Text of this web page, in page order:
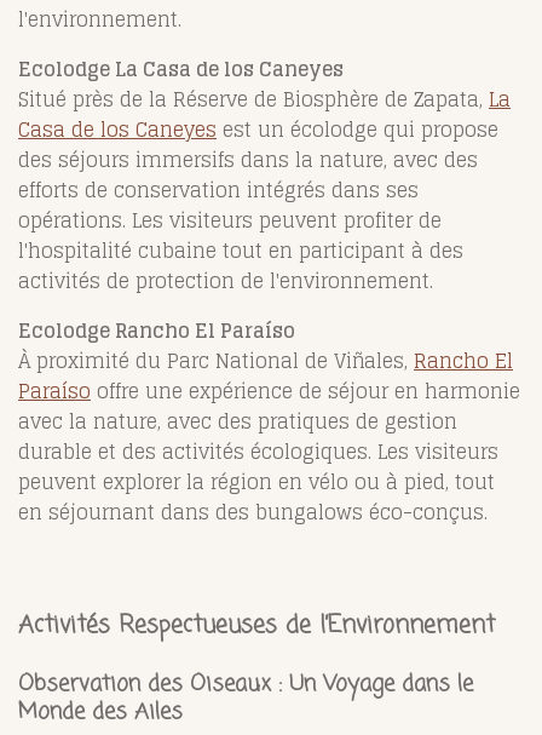
l'environnement.
Ecolodge La Casa de los Caneyes
Situé près de la Réserve de Biosphère de Zapata, La
Casa de los Caneyes est un écolodge qui propose
des séjours immersifs dans la nature, avec des
efforts de conservation intégrés dans ses
opérations. Les visiteurs peuvent profiter de
l'hospitalité cubaine tout en participant à des
activités de protection de l'environnement.
Ecolodge Rancho El Paraíso
À proximité du Parc National de Viñales, Rancho El
Paraíso offre une expérience de séjour en harmonie
avec la nature, avec des pratiques de gestion
durable et des activités écologiques. Les visiteurs
peuvent explorer la région en vélo ou à pied, tout
en séjournant dans des bungalows éco-conçus.
Activités Respectueuses de l’Environnement
Observation des Oiseaux : Un Voyage dans le
Monde des Ailes